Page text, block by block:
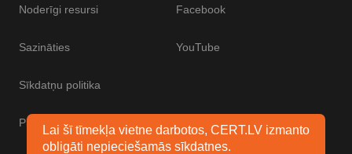
Noderīgi resursi
Sazināties
Sīkdatņu politika
Piekļūstamības paziņojums
Facebook
YouTube
Lai šī tīmekļa vietne darbotos, CERT.LV izmanto
obligāti nepieciešamās sīkdatnes.